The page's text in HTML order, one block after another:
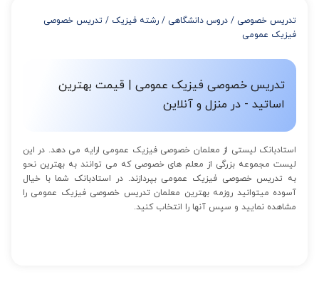
از 12 تا 15 جلسه: 7% تخفیف
از 16 تا 100 جلسه: 9% تخفیف
تدریس خصوصی / دروس دانشگاهی / رشته فیزیک / تدریس خصوصی
فیزیک عمومی
تدریس خصوصی فیزیک عمومی | قیمت بهترین
اساتید - در منزل و آنلاین
استادبانک لیستی از معلمان خصوصی فیزیک عمومی ارایه می دهد. در این
لیست مجموعه بزرگی از معلم های خصوصی که می توانند به بهترین نحو
به تدریس خصوصی فیزیک عمومی بپردازند. در استادبانک شما با خیال
آسوده میتوانید روزمه بهترین معلمان تدریس خصوصی فیزیک عمومی را
مشاهده نمایید و سپس آنها را انتخاب کنید.